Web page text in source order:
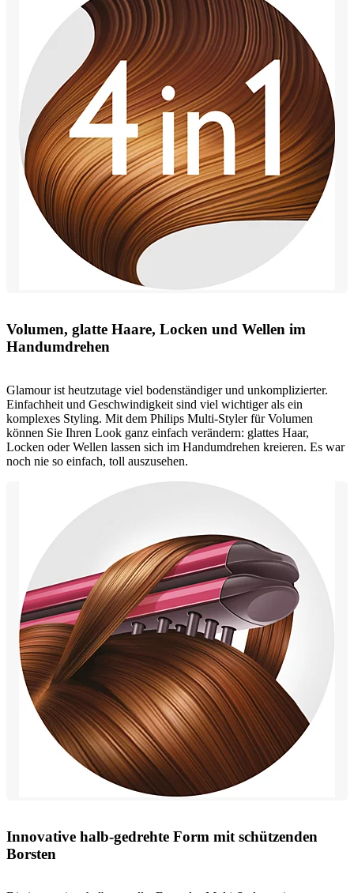
Volumen, glatte Haare, Locken und Wellen im
Handumdrehen
Glamour ist heutzutage viel bodenständiger und unkomplizierter.
Einfachheit und Geschwindigkeit sind viel wichtiger als ein
komplexes Styling. Mit dem Philips Multi-Styler für Volumen
können Sie Ihren Look ganz einfach verändern: glattes Haar,
Locken oder Wellen lassen sich im Handumdrehen kreieren. Es war
noch nie so einfach, toll auszusehen.
Innovative halb-gedrehte Form mit schützenden
Borsten